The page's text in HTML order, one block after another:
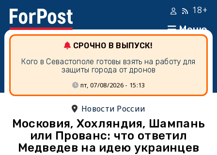
Меню
18+
СРОЧНО В ВЫПУСК!
Кого в Севастополе готовы взять на работу для
защиты города от дронов
пт, 07/08/2026 - 15:13
Новости России
Московия, Хохляндия, Шампань
или Прованс: что ответил
Медведев на идею украинцев